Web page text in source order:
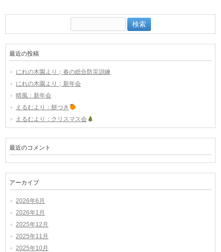
索:
最近の投稿
にれの木園より；春の総合防災訓練
にれの木園より；新年会
晴風：新年会
えるむより：餅つき
えるむより：クリスマス会
最近のコメント
アーカイブ
2026年6月
2026年1月
2025年12月
2025年11月
2025年10月